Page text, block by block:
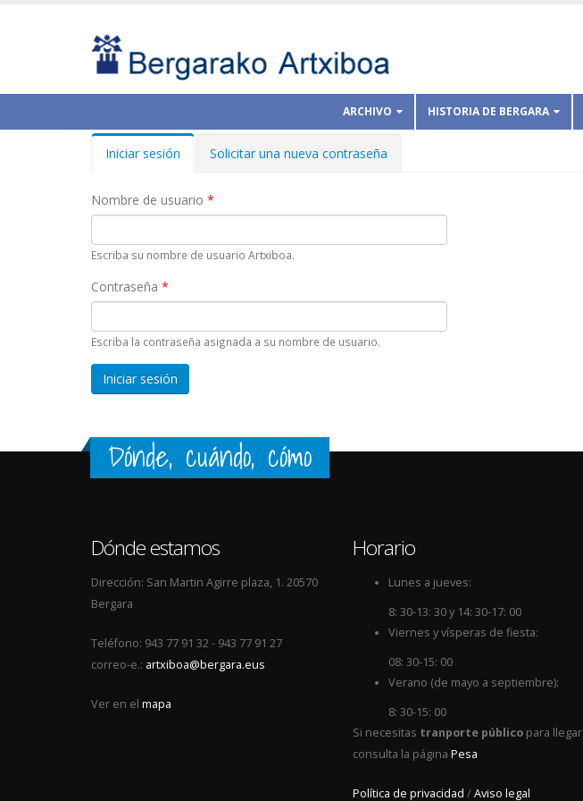
ARCHIVO HISTORIA DE BERGARA
Solapas principales
Iniciar sesión (solapaSolicitar una nueva contraseña
Nombre de usuario *
Escriba su nombre de usuario Artxiboa.
Contraseña *
Escriba la contraseña asignada a su nombre de usuario.
Dónde, cuándo, cómo
Dónde estamos
Dirección: San Martin Agirre plaza, 1. 20570
Bergara
Teléfono: 943 77 91 32 - 943 77 91 27
correo-e.: artxiboa@bergara.eus
Ver en el mapa
Horario
Lunes a jueves:
8: 30-13: 30 y 14: 30-17: 00
Viernes y vísperas de fiesta:
08: 30-15: 00
Verano (de mayo a septiembre):
8: 30-15: 00
Si necesitas tranporte públicopara llegar
consulta la página Pesa
Política de privacidad /Aviso legal